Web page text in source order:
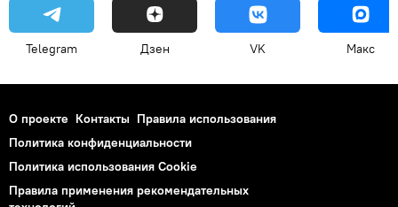
Telegram Дзен VK Макс
О проекте Контакты Правила использования
Политика конфиденциальности
Политика использования Cookie
Правила применения рекомендательных